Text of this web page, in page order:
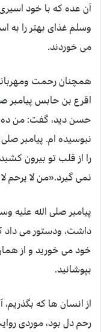
آن عده که با خود
وسلم غذای بهتر را به
می خوردند.
همچنان رحمت
اقرع بن حابس پیامبر
حسن دید، گفت: من ده
نبوسیده ام. پیامبر
را از قلب تو بیرون
نمی گیرد.«من لا ی‍رحم
پیامبر صلی الله علیه
داشت، ودستور می داد
خود می خورید و از
بپوشانید.
از انسان ها که
رحم دل بود، موردی